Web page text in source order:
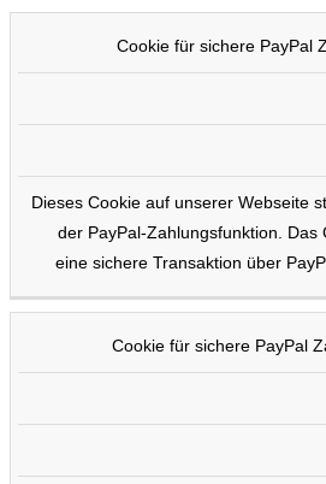
Cookie für sichere PayPal
Dieses Cookie auf unserer Webseite
der PayPal-Zahlungsfunktion. Das
eine sichere Transaktion über
Cookie für sichere PayPal